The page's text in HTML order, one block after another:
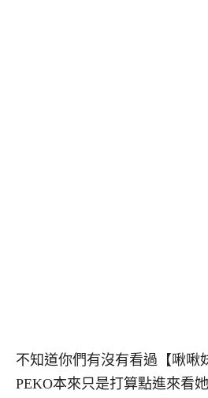
不知道你們有沒有看過【啾啾
PEKO本來只是打算點進來看